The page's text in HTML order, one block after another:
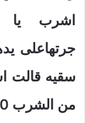
اشرب يا
سقيه قالت